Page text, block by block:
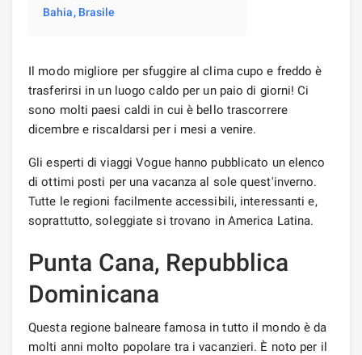
Bahia, Brasile
Il modo migliore per sfuggire al clima cupo e freddo è
trasferirsi in un luogo caldo per un paio di giorni! Ci
sono molti paesi caldi in cui è bello trascorrere
dicembre e riscaldarsi per i mesi a venire.
Gli esperti di viaggi Vogue hanno pubblicato un elenco
di ottimi posti per una vacanza al sole quest'inverno.
Tutte le regioni facilmente accessibili, interessanti e,
soprattutto, soleggiate si trovano in America Latina.
Punta Cana, Repubblica
Dominicana
Questa regione balneare famosa in tutto il mondo è da
molti anni molto popolare tra i vacanzieri. È noto per il